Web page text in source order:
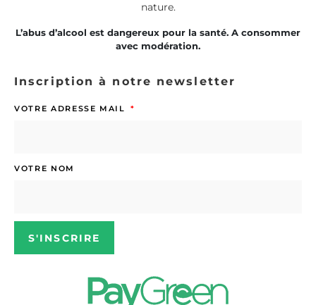
nature.
L’abus d’alcool est dangereux pour la santé. A consommer
avec modération.
Inscription à notre newsletter
VOTRE ADRESSE MAIL
VOTRE NOM
S'INSCRIRE